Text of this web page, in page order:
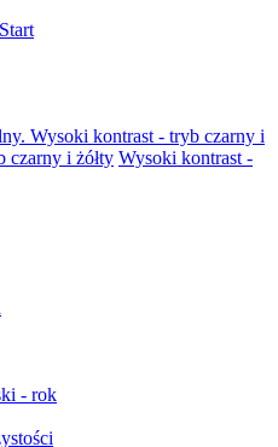
Wysoki kontrast - tryb czarny i
czarny i żółty Wysoki kontrast -
Start
- rok